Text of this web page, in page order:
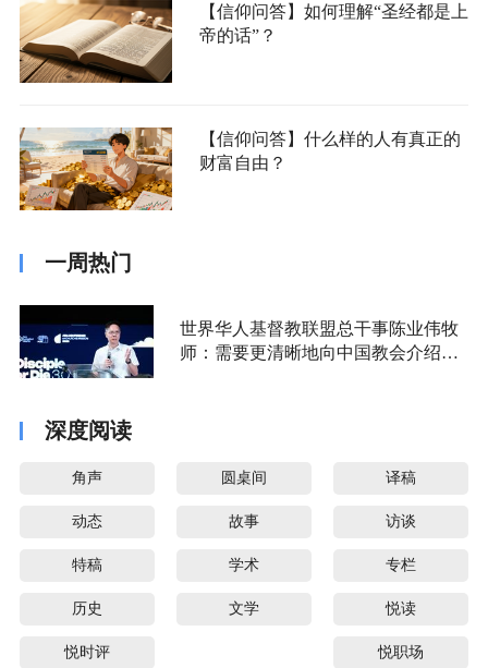
【信仰问答】如何理解“圣经都是上
帝的话”？
【信仰问答】什么样的人有真正的
财富自由？
一周热门
世界华人基督教联盟总干事陈业伟牧
师：需要更清晰地向中国教会介绍福
深度阅读
角声 圆桌间 译稿
动态 故事 访谈
特稿 学术 专栏
历史 文学 悦读
悦时评 悦职场